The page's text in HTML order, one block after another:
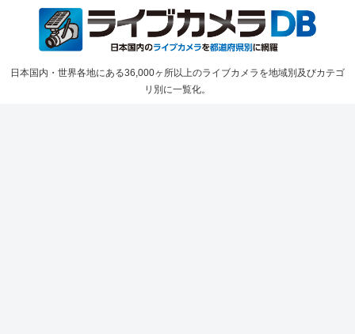
日本国内・世界各地にある36,000ヶ所以上のライブカメラを地域別及びカテゴ
リ別に一覧化。